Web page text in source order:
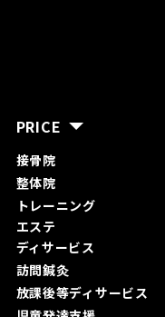
PRICE
接骨院
整体院
トレーニング
エステ
ディサービス
訪問鍼灸
放課後等ディサービス